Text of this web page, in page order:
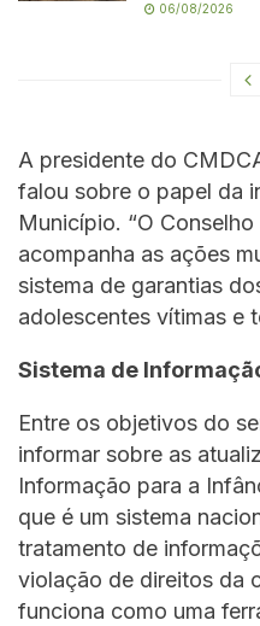
06/08/2026
A presidente do
falou sobre o papel da
Município. “O
acompanha as ações
sistema de garantias
adolescentes vítimas e
Sistema de
Entre os objetivos do
informar sobre as
Informação para a
que é um sistema
tratamento de
violação de direitos da
funciona como uma